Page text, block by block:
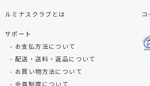
ルミナスクラブとは
サポート
お支払方法について
配送・送料・返品について
お買い物方法について
会員制度について
コ